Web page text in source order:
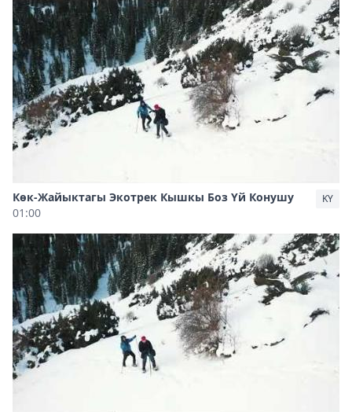
Көк-Жайыктагы Экотрек Кышкы Боз Үй Конушу
01:00
KY